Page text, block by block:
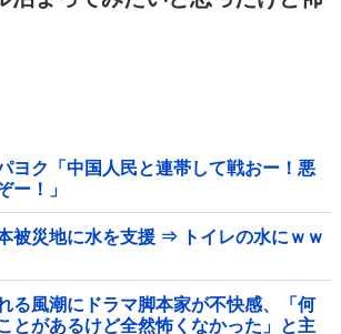
ヨク「中国人民と連帯して戦おー！悪
ー！」
被災地に水を支援 ⇒ トイレの水にｗｗ
る風潮にドラマ脚本家が不快感、「何
とがあるけど全然怖くなかった」と主